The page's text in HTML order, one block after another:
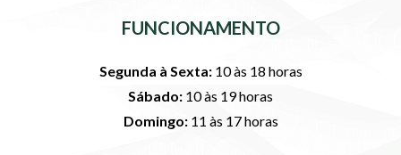
FUNCIONAMENTO
Segunda à Sexta:10 às 18 horas
Sábado: 10 às 19 horas
Domingo:11 às 17 horas